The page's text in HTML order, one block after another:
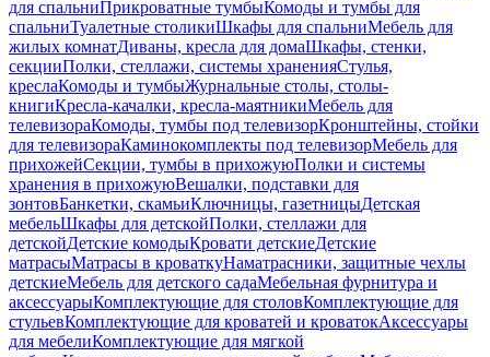
для спальниПрикроватные тумбыКомоды и тумбы для
спальниТуалетные столикиШкафы для спальниМебель для
жилых комнатДиваны, кресла для домаШкафы, стенки,
секцииПолки, стеллажи, системы храненияСтулья,
креслаКомоды и тумбыЖурнальные столы, столы-
книгиКресла-качалки, кресла-маятникиМебель для
телевизораКомоды, тумбы под телевизорКронштейны, стойки
для телевизораКаминокомплекты под телевизорМебель для
прихожейСекции, тумбы в прихожуюПолки и системы
хранения в прихожуюВешалки, подставки для
зонтовБанкетки, скамьиКлючницы, газетницыДетская
мебельШкафы для детскойПолки, стеллажи для
детскойДетские комодыКровати детскиеДетские
матрасыМатрасы в кроваткуНаматрасники, защитные чехлы
детскиеМебель для детского садаМебельная фурнитура и
аксессуарыКомплектующие для столовКомплектующие для
стульевКомплектующие для кроватей и кроватокАксессуары
для мебелиКомплектующие для мягкой